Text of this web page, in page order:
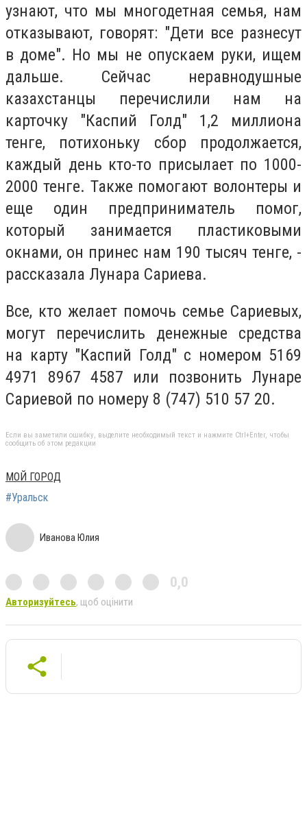
узнают, что мы многодетная семья, нам
отказывают, говорят: "Дети все разнесут
в доме". Но мы не опускаем руки, ищем
дальше. Сейчас неравнодушные
казахстанцы перечислили нам на
карточку "Каспий Голд" 1,2 миллиона
тенге, потихоньку сбор продолжается,
каждый день кто-то присылает по 1000-
2000 тенге. Также помогают волонтеры и
еще один предприниматель помог,
который занимается пластиковыми
окнами, он принес нам 190 тысяч тенге, -
рассказала Лунара Сариева.
Все, кто желает помочь семье Сариевых,
могут перечислить денежные средства
на карту "Каспий Голд" с номером 5169
4971 8967 4587 или позвонить Лунаре
Сариевой по номеру 8 (747) 510 57 20.
Если вы заметили ошибку, выделите необходимый текст и нажмите Ctrl+Enter, чтобы
сообщить об этом редакции
МОЙ ГОРОД
#Уральск
Иванова Юлия
0,0
Авторизуйтесь, щоб оцінити